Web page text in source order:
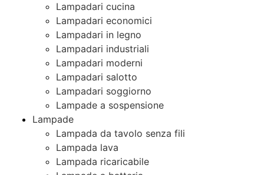
Lampadari cucina
Lampadari economici
Lampadari in legno
Lampadari industriali
Lampadari moderni
Lampadari salotto
Lampadari soggiorno
Lampade a sospensione
Lampade
Lampada da tavolo senza fili
Lampada lava
Lampada ricaricabile